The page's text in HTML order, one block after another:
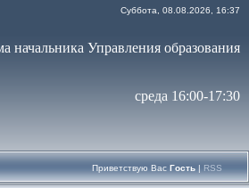
Суббота, 08.08.2026, 16:37
начальника Управления образования
среда 16:00-17:30
Приветствую Вас Гость | RSS